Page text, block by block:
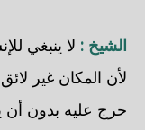
الشيخ : لا ينبغي
لأن المكان غير
حرج عليه بدون أن